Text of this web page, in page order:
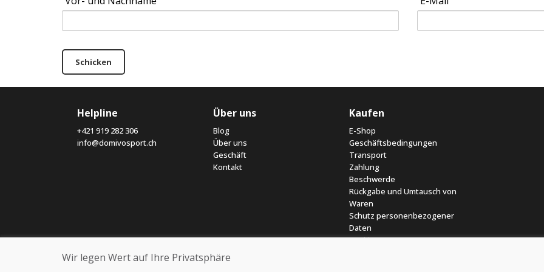
Schicken
Helpline
+421 919 282 306
info@domivosport.ch
Über uns
Blog
Über uns
Geschäft
Kontakt
Kaufen
E-Shop
Geschäftsbedingungen
Transport
Zahlung
Beschwerde
Rückgabe und Umtausch von
Waren
Schutz personenbezogener
Daten
Cookies
Wir legen Wert auf Ihre Privatsphäre